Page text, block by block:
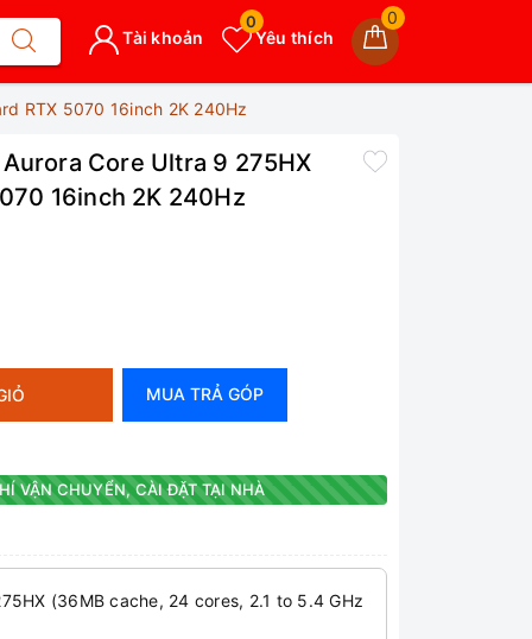
0
Yêu thích
0
Tài khoản
RTX 5070 16inch 2K 240Hz
Core Ultra 9 275HX
16inch 2K 240Hz
MUA TRẢ GÓP
VẬN CHUYỂN, CÀI ĐẶT TẠI NHÀ
(36MB cache, 24 cores, 2.1 to 5.4 GHz